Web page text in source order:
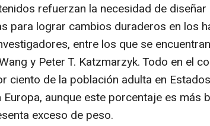
refuerzan la necesidad de
para lograr cambios duraderos en los
entre los que se
y Peter T. Katzmarzyk. Todo en el
ciento de la población adulta en
Europa, aunque este porcentaje es más
exceso de peso.